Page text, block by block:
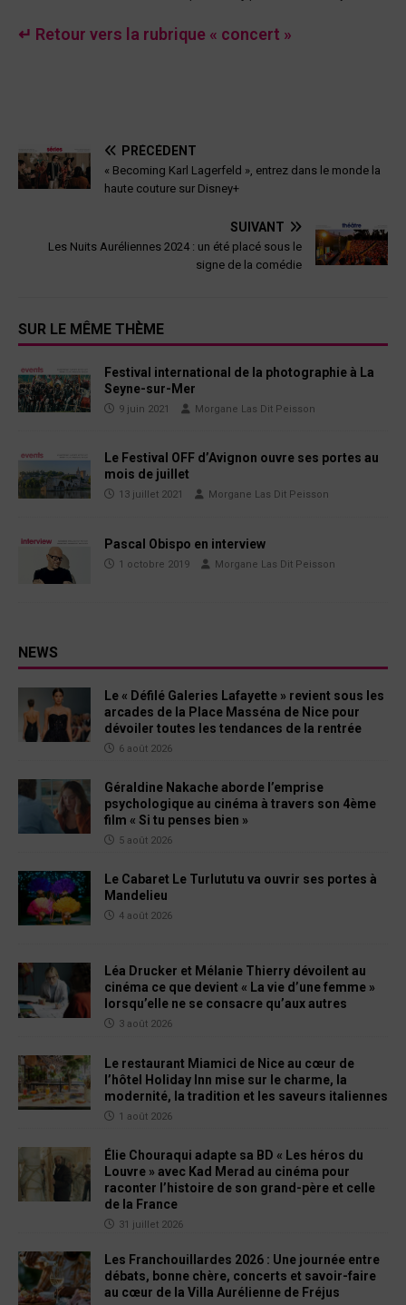
↵ Retour vers la rubrique « concert »
PRÉCÉDENT
« Becoming Karl Lagerfeld », entrez dans le monde la
haute couture sur Disney+
SUIVANT
Les Nuits Auréliennes 2024 : un été placé sous le
signe de la comédie
SUR LE MÊME THÈME
Festival international de la photographie à La
Seyne-sur-Mer
9 juin 2021 Morgane Las Dit Peisson
Le Festival OFF d’Avignon ouvre ses portes au
mois de juillet
13 juillet 2021 Morgane Las Dit Peisson
Pascal Obispo en interview
1 octobre 2019 Morgane Las Dit Peisson
NEWS
Le « Défilé Galeries Lafayette » revient sous les
arcades de la Place Masséna de Nice pour
dévoiler toutes les tendances de la rentrée
6 août 2026
Géraldine Nakache aborde l’emprise
psychologique au cinéma à travers son 4ème
film « Si tu penses bien »
5 août 2026
Le Cabaret Le Turlututu va ouvrir ses portes à
Mandelieu
4 août 2026
Léa Drucker et Mélanie Thierry dévoilent au
cinéma ce que devient « La vie d’une femme »
lorsqu’elle ne se consacre qu’aux autres
3 août 2026
Le restaurant Miamici de Nice au cœur de
l’hôtel Holiday Inn mise sur le charme, la
modernité, la tradition et les saveurs italiennes
1 août 2026
Élie Chouraqui adapte sa BD « Les héros du
Louvre » avec Kad Merad au cinéma pour
raconter l’histoire de son grand-père et celle
de la France
31 juillet 2026
Les Franchouillardes 2026 : Une journée entre
débats, bonne chère, concerts et savoir-faire
au cœur de la Villa Aurélienne de Fréjus